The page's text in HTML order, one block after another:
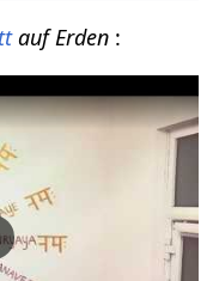
auf Erden :